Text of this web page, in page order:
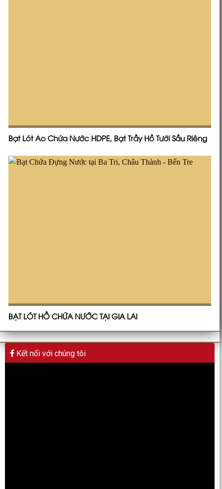
Bạt Lót Ao Chứa Nước HDPE, Bạt Trầy Hồ Tưới Sầu Riêng
BẠT LÓT HỒ CHỨA NƯỚC TẠI GIA LAI
Kết nối với chúng tôi